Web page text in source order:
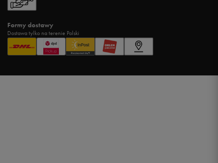
Formy dostawy
Dostawa tylko na terenie Polski